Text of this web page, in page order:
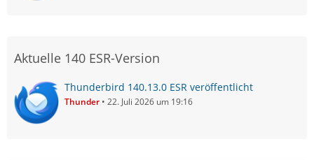
Aktuelle 140 ESR-Version
Thunderbird 140.13.0 ESR veröffentlicht
Thunder 22. Juli 2026 um 19:16